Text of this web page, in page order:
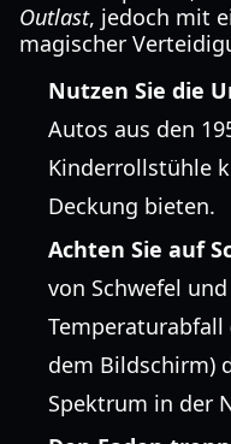
Outlast, jedoch mit
magischer
Nutzen Sie die
Autos aus den
Kinderrollstühle
Deckung bieten.
Achten Sie auf
von Schwefel
dem Bildschirm)
Spektrum in der